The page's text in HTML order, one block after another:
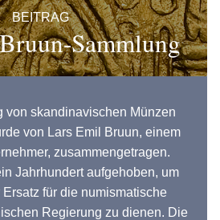
BEITRAG
Sammlung
von skandinavischen Münzen
von Lars Emil Bruun, einem
zusammengetragen.
Jahrhundert aufgehoben, um
für die numismatische
Regierung zu dienen. Die